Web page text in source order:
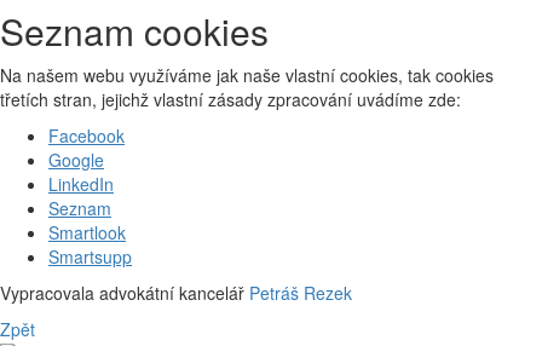
Seznam cookies
Na našem webu využíváme jak naše vlastní cookies, tak cookies
třetích stran, jejichž vlastní zásady zpracování uvádíme zde:
Facebook
Google
LinkedIn
Seznam
Smartlook
Smartsupp
Vypracovala advokátní kancelář Petráš Rezek
Zpět